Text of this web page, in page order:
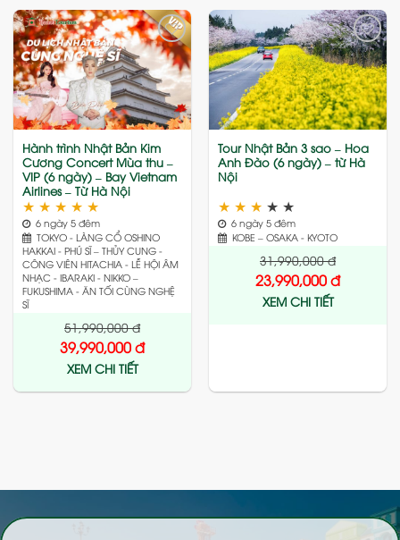
Add
to
wishlist
Hành trình Nhật Bản Kim
Cương Concert Mùa thu –
VIP (6 ngày) – Bay Vietnam
Airlines – Từ Hà Nội
★ ★ ★ ★ ★
6 ngày 5 đêm
TOKYO - LÀNG CỔ OSHINO
HAKKAI - PHÚ SĨ – THỦY CUNG -
CÔNG VIÊN HITACHIA - LỄ HỘI ÂM
NHẠC - IBARAKI - NIKKO –
FUKUSHIMA - ĂN TỐI CÙNG NGHỆ
SĨ
51,990,000đ
39,990,000đ
XEM CHI TIẾT
Add
to
wishlist
Tour Nhật Bản 3 sao – Hoa
Anh Đào (6 ngày) – từ Hà
Nội
★ ★ ★ ★ ★
6 ngày 5 đêm
KOBE – OSAKA - KYOTO
31,990,000đ
23,990,000đ
XEM CHI TIẾT